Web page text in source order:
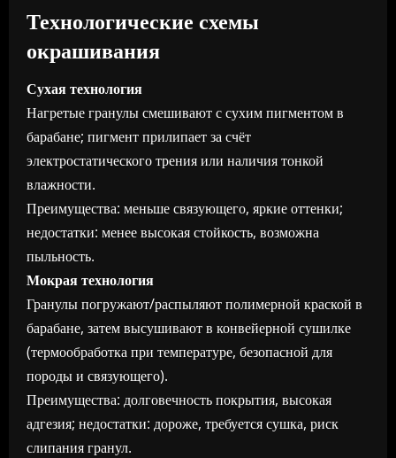
Технологические схемы
окрашивания
Сухая технология
Нагретые гранулы смешивают с сухим пигментом в
барабане; пигмент прилипает за счёт
электростатического трения или наличия тонкой
влажности.
Преимущества: меньше связующего, яркие оттенки;
недостатки: менее высокая стойкость, возможна
пыльность.
Мокрая технология
Гранулы погружают/распыляют полимерной краской в
барабане, затем высушивают в конвейерной сушилке
(термообработка при температуре, безопасной для
породы и связующего).
Преимущества: долговечность покрытия, высокая
адгезия; недостатки: дороже, требуется сушка, риск
слипания гранул.